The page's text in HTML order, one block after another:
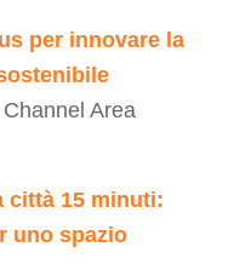
per innovare la
Area
città 15 minuti:
uno spazio